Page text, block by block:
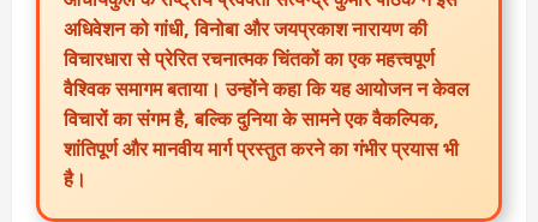
अधिवेशन को गांधी, विनोबा और जयप्रकाश नारायण की
विचारधारा से प्रेरित रचनात्मक चिंतकों का एक महत्त्वपूर्ण
वैश्विक समागम बताया। उन्होंने कहा कि यह आयोजन न केवल
विचारों का संगम है, बल्कि दुनिया के सामने एक वैकल्पिक,
शांतिपूर्ण और मानवीय मार्ग प्रस्तुत करने का गंभीर प्रयास भी
है।